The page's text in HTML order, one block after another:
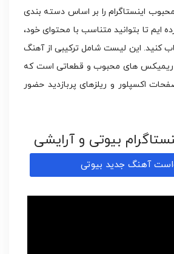
اینستاگرام را بر اساس دسته بندی
ایم تا بتوانید متناسب با محتوای خود،
کنید. این لیست شامل ترکیبی از آهنگ
ریمیکس های محبوب و قطعاتی است که
اکسپلور و ریلزهای پربازدید حضور
بیوتی و آرایشی
آهنگ جدید بیوتی